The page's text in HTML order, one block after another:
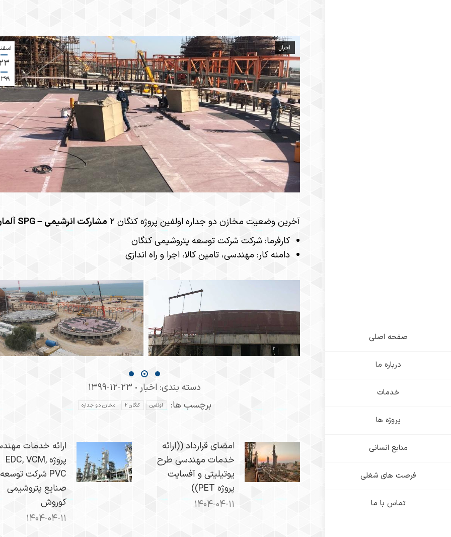
صفحه اصلی
درباره ما
خدمات
پروژه ها
منابع انسانی
فرصت های شغلی
تماس با ما
اخبار
​آخرین وضعیت مخازن دو جداره اولفین پروژه کنگان ۲
​مشارکت انرشیمی – SPG آلمان​
کارفرما: شرکت شرکت توسعه پتروشیمی کنگان​​
دامنه کار: مهندسی، تامین کالا، اجرا و راه اندازی​
دسته بندی: اخبار ۱۳۹۹-۱۲-۲۳
برچسب ها:
اولفین کنگان ۲ مخازن دو جداره
امضای قرارداد ((ارائه
خدمات مهندسی طرح
یوتیلیتی و آفسایت
پروژه PET))
۱۴۰۴-۰۴-۱۱
ارائه خدمات
پروژه EDC, VCM,
PVC شرکت توسعه
صنایع پتروشیمی
کوروش
۱۴۰۴-۰۴-۱۱